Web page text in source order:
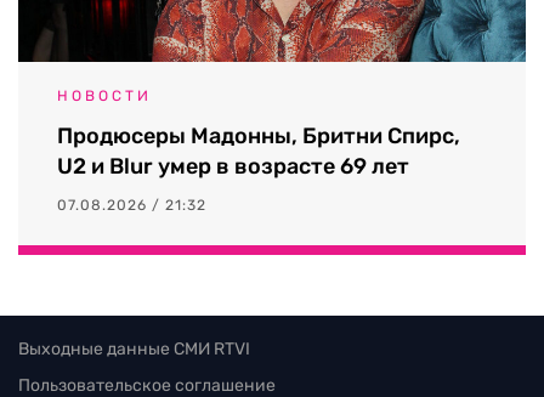
НОВОСТИ
Продюсеры Мадонны, Бритни Спирс,
U2 и Blur умер в возрасте 69 лет
07.08.2026 / 21:32
Выходные данные СМИ RTVI
Пользовательское соглашение